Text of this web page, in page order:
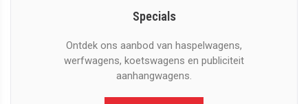
Specials
Ontdek ons aanbod van haspelwagens,
werfwagens, koetswagens en publiciteit
aanhangwagens.